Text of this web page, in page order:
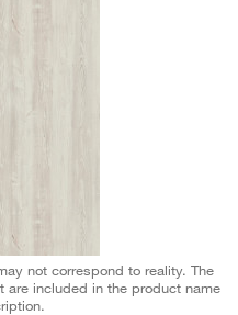
not correspond to reality. The
are included in the product name